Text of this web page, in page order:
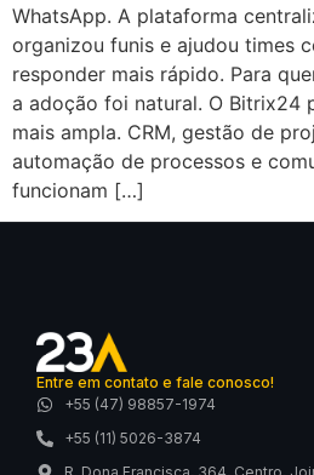
WhatsApp. A plataforma
organizou funis e ajudou times
responder mais rápido. Para
a adoção foi natural. O Bitrix24
mais ampla. CRM, gestão de
automação de processos e
funcionam […]
Entre em contato e fale conosco!
+55 (47) 98857-1974
+55 (11) 5026-3874